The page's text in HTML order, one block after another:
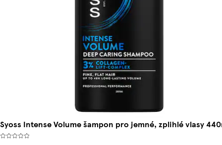
Syoss Intense Volume šampon pro jemné, zplihlé vlasy